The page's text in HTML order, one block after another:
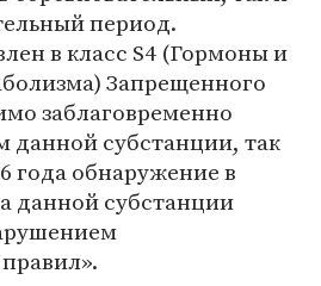
период.
в класс S4 (Гормоны и
Запрещенного
заблаговременно
данной субстанции, так
года обнаружение в
данной субстанции